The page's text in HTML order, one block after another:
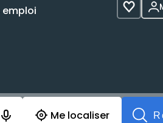
emploi Voir
avant soumission
Me localiser